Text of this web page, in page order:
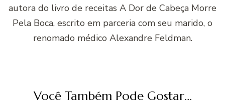
autora do livro de receitas A Dor de Cabeça Morre
Pela Boca, escrito em parceria com seu marido, o
renomado médico Alexandre Feldman.
Você Também Pode Gostar...